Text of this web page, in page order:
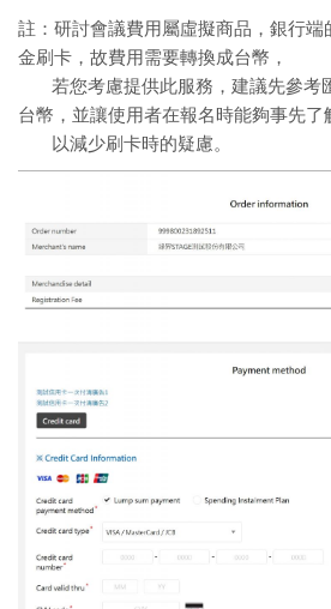
註：研討會議費用屬虛擬商品，銀行端
金刷卡，故費用需要轉換成台幣，
若您考慮提供此服務，建議先參考
台幣，並讓使用者在報名時能夠事先了
以減少刷卡時的疑慮。